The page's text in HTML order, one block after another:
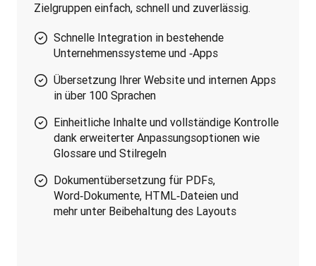
Zielgruppen einfach, schnell und zuverlässig.
Schnelle Integration in bestehende
Unternehmenssysteme und ‑Apps
Übersetzung Ihrer Website und internen Apps
in über 100 Sprachen
Einheitliche Inhalte und vollständige Kontrolle
dank erweiterter Anpassungsoptionen wie
Glossare und Stilregeln
Dokumentübersetzung für PDFs,
Word‑Dokumente, HTML‑Dateien und
mehr unter Beibehaltung des Layouts